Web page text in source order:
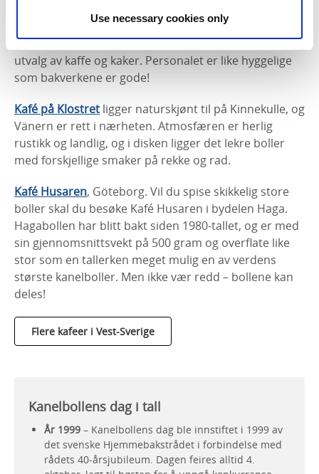
Use necessary cookies only
Conditori Nordpoleni Vara inviterer inn til et elegant
miljø med marmorbord, krystallkroner og et flott
utvalg av kaffe og kaker. Personalet er like hyggelige
som bakverkene er gode!
Kafé på Klostret ligger naturskjønt til på Kinnekulle, og
Vänern er rett i nærheten. Atmosfæren er herlig
rustikk og landlig, og i disken ligger det lekre boller
med forskjellige smaker på rekke og rad.
Kafé Husaren, Göteborg. Vil du spise skikkelig store
boller skal du besøke Kafé Husaren i bydelen Haga.
Hagabollen har blitt bakt siden 1980-tallet, og er med
sin gjennomsnittsvekt på 500 gram og overflate like
stor som en tallerken meget mulig en av verdens
største kanelboller. Men ikke vær redd – bollene kan
deles!
Flere kafeer i Vest-Sverige
Kanelbollens dag i tall
År 1999 – Kanelbollens dag ble innstiftet i 1999 av
det svenske Hjemmebakstrådet i forbindelse med
rådets 40-årsjubileum. Dagen feires alltid 4.